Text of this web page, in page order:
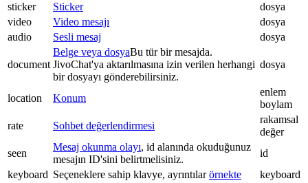
sticker
Sticker
dosya
video
Video mesajı
dosya
audio
Sesli mesaj dosya
document
Belge veya dosyaBu tür bir mesajda.
JivoChat'ya aktarılmasına izin verilen herhangi
bir dosyayı gönderebilirsiniz.
dosya
location Konum
enlem
boylam
rate
Sohbet değerlendirmesi
rakamsal
değer
seen
Mesaj okunma olayı, id alanında okuduğunuz
mesajın ID'sini belirtmelisiniz.
id
keyboard Seçeneklere sahip klavye, ayrıntılarörnekte keyboard